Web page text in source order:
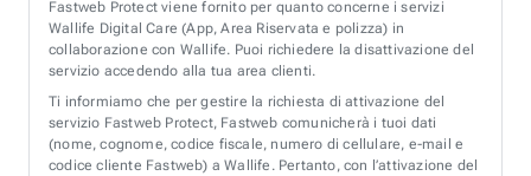
Fastweb Protect viene fornito per quanto concerne i servizi
Wallife Digital Care (App, Area Riservata e polizza) in
collaborazione con Wallife. Puoi richiedere la disattivazione del
servizio accedendo alla tua area clienti.
Ti informiamo che per gestire la richiesta di attivazione del
servizio Fastweb Protect, Fastweb comunicherà i tuoi dati
(nome, cognome, codice fiscale, numero di cellulare, e-mail e
codice cliente Fastweb) a Wallife. Pertanto, con l’attivazione del